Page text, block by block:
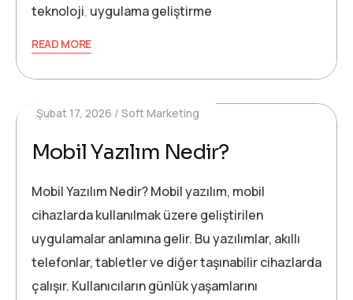
teknoloji, uygulama geliştirme
READ MORE
Şubat 17, 2026 Soft Marketing
Mobil Yazılım Nedir?
Mobil Yazılım Nedir? Mobil yazılım, mobil
cihazlarda kullanılmak üzere geliştirilen
uygulamalar anlamına gelir. Bu yazılımlar, akıllı
telefonlar, tabletler ve diğer taşınabilir cihazlarda
çalışır. Kullanıcıların günlük yaşamlarını